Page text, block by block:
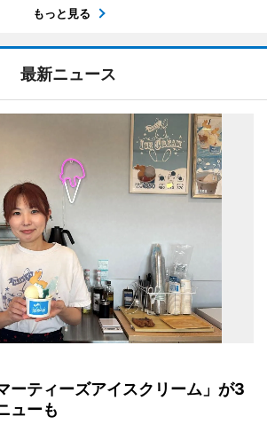
もっと見る
最新ニュース
ーティーズアイスクリーム」が3
ューも